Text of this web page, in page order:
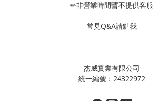
✏非營業時間暫不提供客服
常見Q&A請點我
杰威實業有限公司
統一編號：24322972